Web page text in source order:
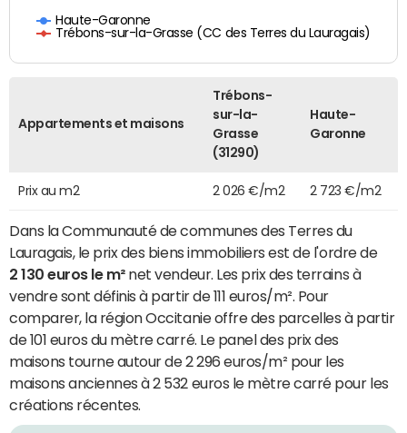
Haute-Garonne
Trébons-sur-la-Grasse (CC des Terres du Lauragais)
Appartements et maisons
Trébons-
sur-la-
Grasse
(31290)
Haute-
Garonne
Prix au m2 2 026 €/m2 2 723 €/m2
Dans la Communauté de communes des Terres du
Lauragais, le prix des biens immobiliers est de l'ordre de
2 130 euros le m²net vendeur. Les prix des terrains à
vendre sont définis à partir de 111 euros/m². Pour
comparer, la région Occitanie offre des parcelles à partir
de 101 euros du mètre carré. Le panel des prix des
maisons tourne autour de 2 296 euros/m² pour les
maisons anciennes à 2 532 euros le mètre carré pour les
créations récentes.